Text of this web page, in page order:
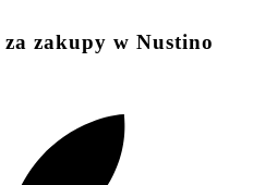
za zakupy w Nustino